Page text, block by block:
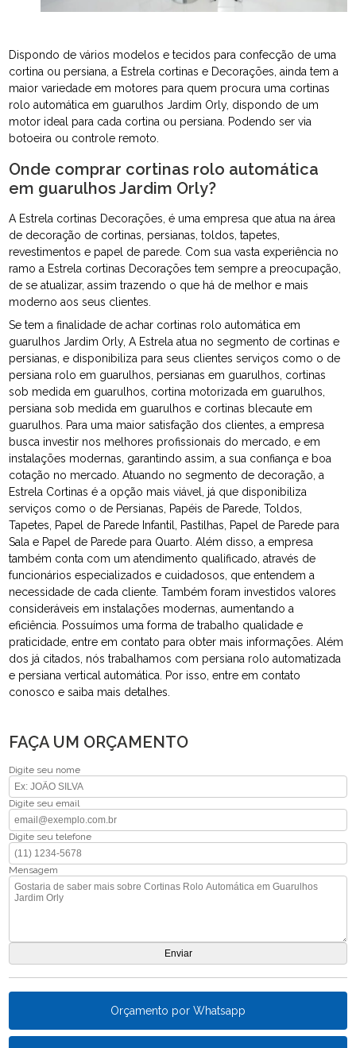
Dispondo de vários modelos e tecidos para confecção de uma
cortina ou persiana, a Estrela cortinas e Decorações, ainda tem a
maior variedade em motores para quem procura uma cortinas
rolo automática em guarulhos Jardim Orly, dispondo de um
motor ideal para cada cortina ou persiana. Podendo ser via
botoeira ou controle remoto.
Onde comprar cortinas rolo automática
em guarulhos Jardim Orly?
A Estrela cortinas Decorações, é uma empresa que atua na área
de decoração de cortinas, persianas, toldos, tapetes,
revestimentos e papel de parede. Com sua vasta experiência no
ramo a Estrela cortinas Decorações tem sempre a preocupação,
de se atualizar, assim trazendo o que há de melhor e mais
moderno aos seus clientes.
Se tem a finalidade de achar cortinas rolo automática em
guarulhos Jardim Orly, A Estrela atua no segmento de cortinas e
persianas, e disponibiliza para seus clientes serviços como o de
persiana rolo em guarulhos, persianas em guarulhos, cortinas
sob medida em guarulhos, cortina motorizada em guarulhos,
persiana sob medida em guarulhos e cortinas blecaute em
guarulhos. Para uma maior satisfação dos clientes, a empresa
busca investir nos melhores profissionais do mercado, e em
instalações modernas, garantindo assim, a sua confiança e boa
cotação no mercado. Atuando no segmento de decoração, a
Estrela Cortinas é a opção mais viável, já que disponibiliza
serviços como o de Persianas, Papéis de Parede, Toldos,
Tapetes, Papel de Parede Infantil, Pastilhas, Papel de Parede para
Sala e Papel de Parede para Quarto. Além disso, a empresa
também conta com um atendimento qualificado, através de
funcionários especializados e cuidadosos, que entendem a
necessidade de cada cliente. Também foram investidos valores
consideráveis em instalações modernas, aumentando a
eficiência. Possuímos uma forma de trabalho qualidade e
praticidade, entre em contato para obter mais informações. Além
dos já citados, nós trabalhamos com persiana rolo automatizada
e persiana vertical automática. Por isso, entre em contato
conosco e saiba mais detalhes.
FAÇA UM ORÇAMENTO
Digite seu nome
Digite seu email
Digite seu telefone
Mensagem
Orçamento por Whatsapp